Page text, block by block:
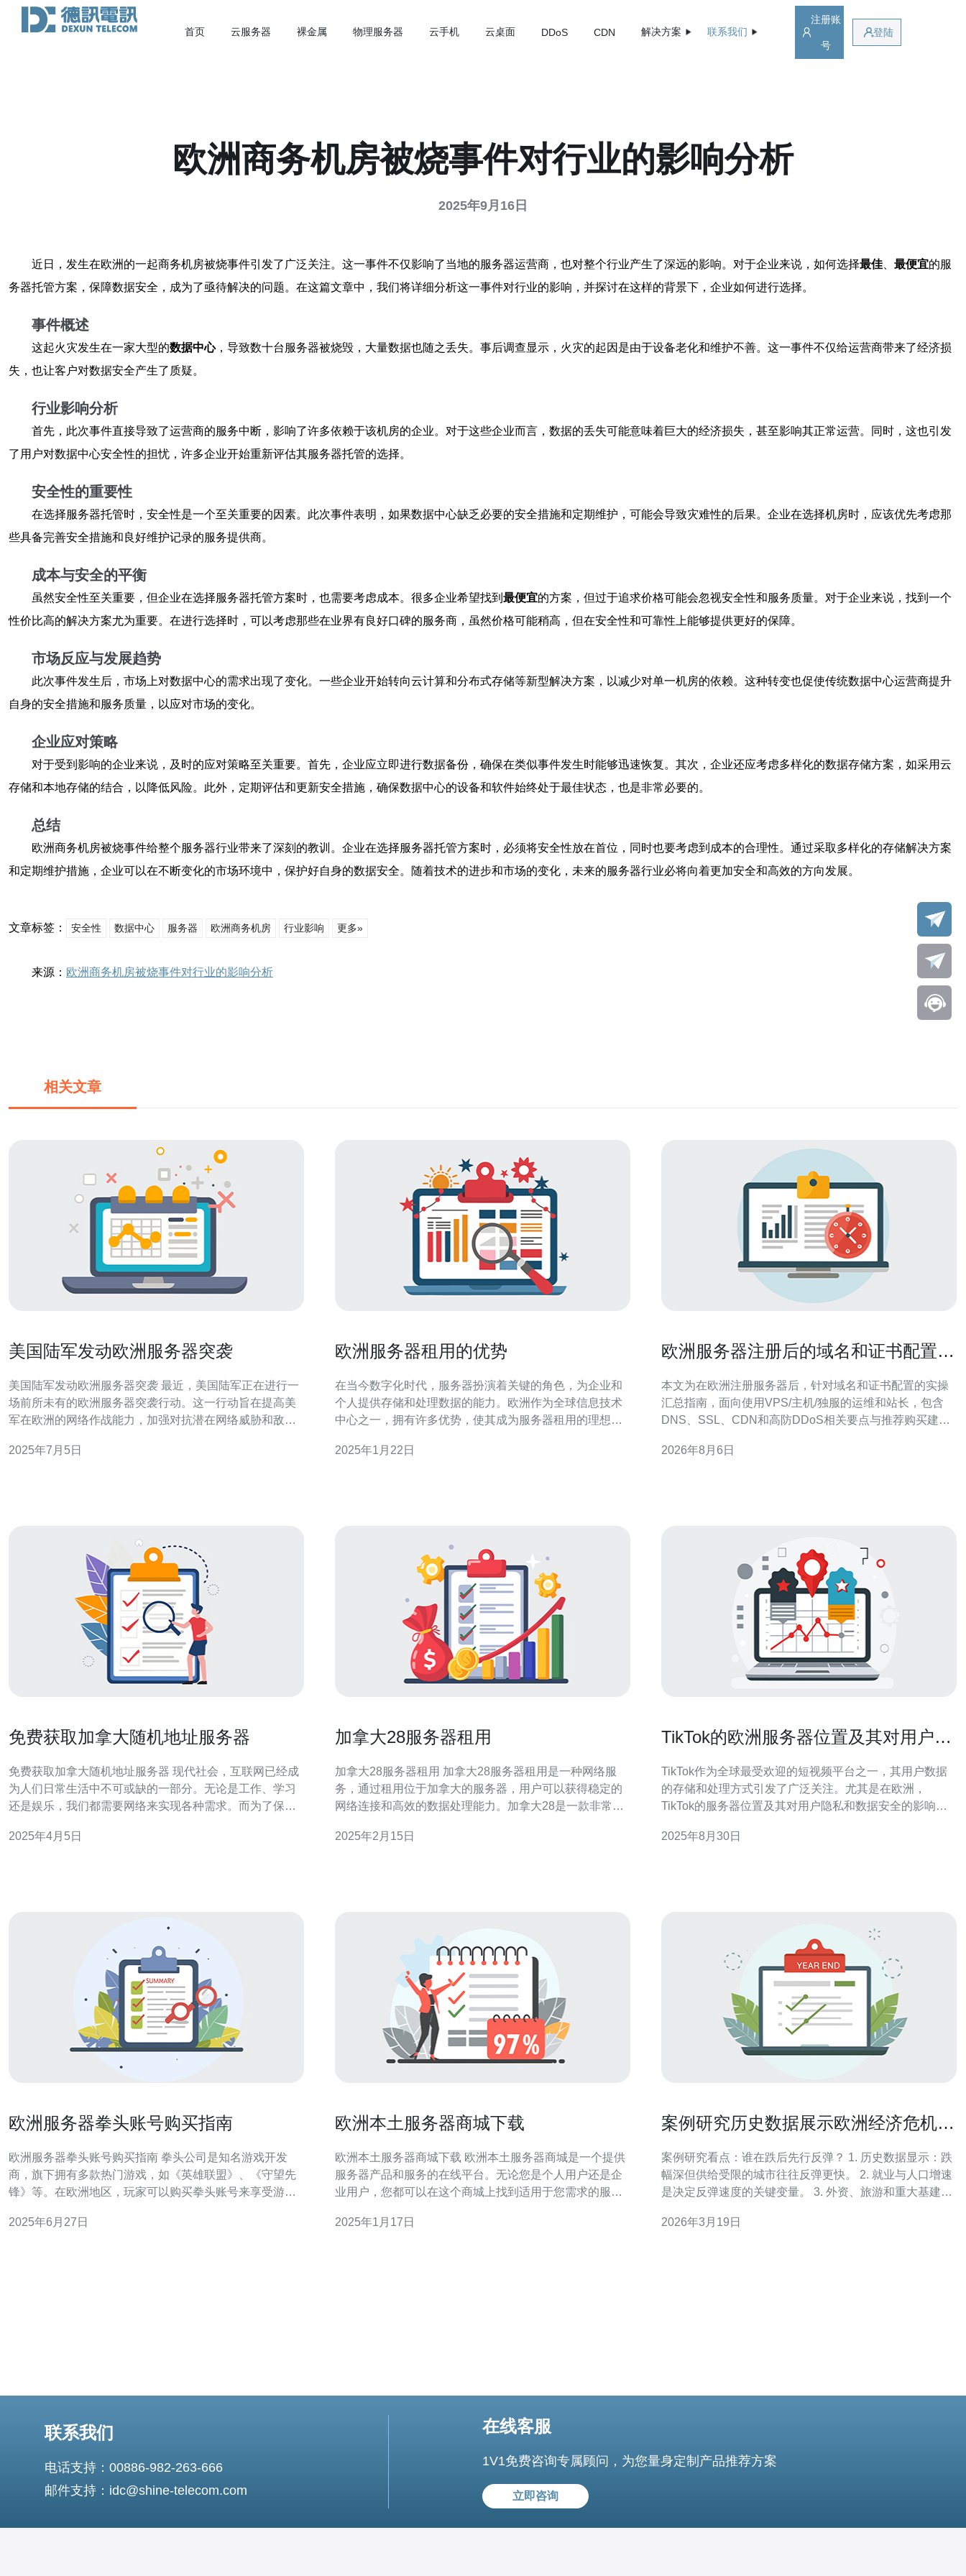
首页 云服务器 裸金属 物理服务器 云手机 云桌面 DDoS CDN 解决方案 联系我们
注册账
号
登陆
欧洲商务机房被烧事件对行业的影响分析
2025年9月16日
近日，发生在欧洲的一起商务机房被烧事件引发了广泛关注。这一事件不仅影响了当地的服务器运营商，也对整个行业产生了深远的影响。对于企业来说，如何选择最佳 最便宜的服
务器托管方案，保障数据安全，成为了亟待解决的问题。在这篇文章中，我们将详细分析这一事件对行业的影响，并探讨在这样的背景下，企业如何进行选择。
事件概述
这起火灾发生在一家大型的数据中心，导致数十台服务器被烧毁，大量数据也随之丢失。事后调查显示，火灾的起因是由于设备老化和维护不善。这一事件不仅给运营商带来了经济损
失，也让客户对数据安全产生了质疑。
行业影响分析
首先，此次事件直接导致了运营商的服务中断，影响了许多依赖于该机房的企业。对于这些企业而言，数据的丢失可能意味着巨大的经济损失，甚至影响其正常运营。同时，这也引发
了用户对数据中心安全性的担忧，许多企业开始重新评估其服务器托管的选择。
安全性的重要性
在选择服务器托管时，安全性是一个至关重要的因素。此次事件表明，如果数据中心缺乏必要的安全措施和定期维护，可能会导致灾难性的后果。企业在选择机房时，应该优先考虑那
些具备完善安全措施和良好维护记录的服务提供商。
成本与安全的平衡
虽然安全性至关重要，但企业在选择服务器托管方案时，也需要考虑成本。很多企业希望找到 最便宜的方案，但过于追求价格可能会忽视安全性和服务质量。对于企业来说，找到一个
性价比高的解决方案尤为重要。在进行选择时，可以考虑那些在业界有良好口碑的服务商，虽然价格可能稍高，但在安全性和可靠性上能够提供更好的保障。
市场反应与发展趋势
此次事件发生后，市场上对数据中心的需求出现了变化。一些企业开始转向云计算和分布式存储等新型解决方案，以减少对单一机房的依赖。这种转变也促使传统数据中心运营商提升
自身的安全措施和服务质量，以应对市场的变化。
企业应对策略
对于受到影响的企业来说，及时的应对策略至关重要。首先，企业应立即进行数据备份，确保在类似事件发生时能够迅速恢复。其次，企业还应考虑多样化的数据存储方案，如采用云
存储和本地存储的结合，以降低风险。此外，定期评估和更新安全措施，确保数据中心的设备和软件始终处于最佳状态，也是非常必要的。
总结
欧洲商务机房被烧事件给整个服务器行业带来了深刻的教训。企业在选择服务器托管方案时，必须将安全性放在首位，同时也要考虑到成本的合理性。通过采取多样化的存储解决方案
和定期维护措施，企业可以在不断变化的市场环境中，保护好自身的数据安全。随着技术的进步和市场的变化，未来的服务器行业必将向着更加安全和高效的方向发展。
文章标签： 安全性 数据中心 服务器 欧洲商务机房 行业影响 更多»
来源： 欧洲商务机房被烧事件对行业的影响分析
相关文章
美国陆军发动欧洲服务器突袭
美国陆军发动欧洲服务器突袭 最近，美国陆军正在进行一
场前所未有的欧洲服务器突袭行动。这一行动旨在提高美
军在欧洲的网络作战能力，加强对抗潜在网络威胁和敌对
集中在欧洲各国的重要网络基础设施和军事机构的服务器
2025年7月5日
欧洲服务器租用的优势
在当今数字化时代，服务器扮演着关键的角色，为企业和
个人提供存储和处理数据的能力。欧洲作为全球信息技术
中心之一，拥有许多优势，使其成为服务器租用的理想选
网络连接、数据隐私保护和服务质量。 欧洲作为一个大
2025年1月22日
欧洲服务器注册后的域名和证书配置实
本文为在欧洲注册服务器后，针对域名和证书配置的实操
汇总指南，面向使用VPS/主机/独服的运维和站长，包含
DNS、SSL、CDN和高防DDoS相关要点与推荐购买建
性价比高的欧洲机房包括Hetzner、OVH、Scaleway、
2026年8月6日
免费获取加拿大随机地址服务器
免费获取加拿大随机地址服务器 现代社会，互联网已经成
为人们日常生活中不可或缺的一部分。无论是工作、学习
还是娱乐，我们都需要网络来实现各种需求。而为了保护
为一种普遍的选择。 加拿大随机地址服务器是一种提供虚
2025年4月5日
加拿大28服务器租用
加拿大28服务器租用 加拿大28服务器租用是一种网络服
务，通过租用位于加拿大的服务器，用户可以获得稳定的
网络连接和高效的数据处理能力。加拿大28是一款非常受
定的服务。 选择加拿大28服务器租用有以下几个优势： 稳
2025年2月15日
TikTok的欧洲服务器位置及其对用户的
TikTok作为全球最受欢迎的短视频平台之一，其用户数据
的存储和处理方式引发了广泛关注。尤其是在欧洲，
TikTok的服务器位置及其对用户隐私和数据安全的影响成
布、对用户的意义以及可能带来的隐私保护措施。 TikTok
2025年8月30日
欧洲服务器拳头账号购买指南
欧洲服务器拳头账号购买指南 拳头公司是知名游戏开发
商，旗下拥有多款热门游戏，如《英雄联盟》、《守望先
锋》等。在欧洲地区，玩家可以购买拳头账号来享受游
购买拳头账号。在官网购买更为安全可靠，同时也可以享
2025年6月27日
欧洲本土服务器商城下载
欧洲本土服务器商城下载 欧洲本土服务器商城是一个提供
服务器产品和服务的在线平台。无论您是个人用户还是企
业用户，您都可以在这个商城上找到适用于您需求的服务
括共享服务器、虚拟私有服务器（VPS）和独立服务器。
2025年1月17日
案例研究历史数据展示欧洲经济危机房
案例研究看点：谁在跌后先行反弹？ 1. 历史数据显示：跌
幅深但供给受限的城市往往反弹更快。 2. 就业与人口增速
是决定反弹速度的关键变量。 3. 外资、旅游和重大基建常
文章，基于欧盟统计局（Eurostat）、国家土地登记处与各
2026年3月19日
联系我们
电话支持：00886-982-263-666
邮件支持：idc@shine-telecom.com
在线客服
1V1免费咨询专属顾问，为您量身定制产品推荐方案
立即咨询